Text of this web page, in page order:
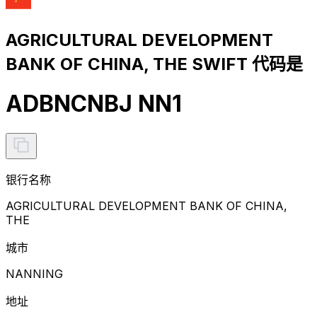
AGRICULTURAL DEVELOPMENT
BANK OF CHINA, THE SWIFT 代码是
ADBNCNBJ NN1
银行名称
AGRICULTURAL DEVELOPMENT BANK OF CHINA,
THE
城市
NANNING
地址